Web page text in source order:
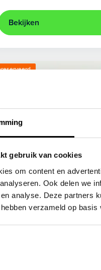
gebruik van cookies
om content en
Ook delen we
analyse. Deze partners
verzameld op
Bekijken
Audi A3
Sportback 40 TFSIe Advanced